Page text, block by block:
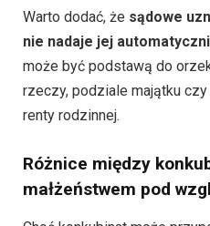
Warto dodać, że sądowe
nie nadaje jej
może być podstawą do
rzeczy, podziale majątku
renty rodzinnej.
Różnice między
małżeństwem pod